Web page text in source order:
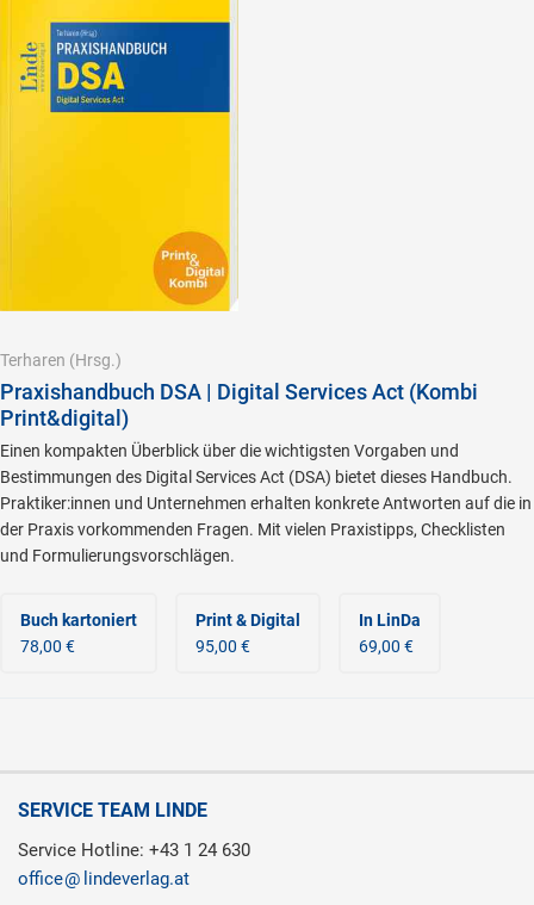
Terharen (Hrsg.)
Praxishandbuch DSA | Digital Services Act (Kombi
Print&digital)
Einen kompakten Überblick über die wichtigsten Vorgaben und
Bestimmungen des Digital Services Act (DSA) bietet dieses Handbuch.
Praktiker:innen und Unternehmen erhalten konkrete Antworten auf die in
der Praxis vorkommenden Fragen. Mit vielen Praxistipps, Checklisten
und Formulierungsvorschlägen.
Buch kartoniert
78,00 €
Print & Digital
95,00 €
In LinDa
69,00 €
SERVICE TEAM LINDE
Service Hotline: +43 1 24 630
office
lindeverlag.at